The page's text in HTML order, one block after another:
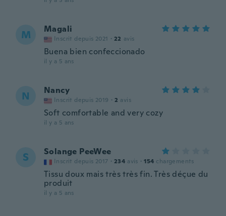
M Magali
Inscrit depuis 2021 · 22 avis
Buena bien confeccionado
il y a 5 ans
N Nancy
Inscrit depuis 2019 · 2 avis
Soft comfortable and very cozy
il y a 5 ans
S Solange PeeWee
Inscrit depuis 2017 · 234 avis · 154 chargements
Tissu doux mais très très fin. Très déçue du
produit
il y a 5 ans